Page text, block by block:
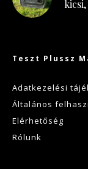
Teszt Plussz
Adatkezelési
Általános
Elérhetőség
Rólunk